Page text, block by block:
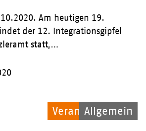
Allgemein
Veranstaltungen
Allgemein
Am heutigen 19.
der 12. Integrationsgipfel
statt,…